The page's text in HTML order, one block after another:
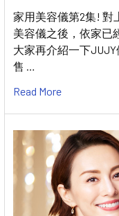
家用美容儀第2集! 對
美容儀之後，依家已
大家再介紹一下
售 …
Read More